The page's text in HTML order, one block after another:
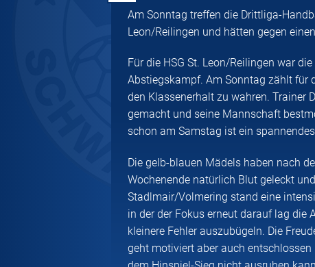
Am Sonntag treffen die Drittliga-
Leon/Reilingen und hätten gegen
Für die HSG St. Leon/Reilingen war
Abstiegskampf. Am Sonntag zählt für
den Klassenerhalt zu wahren. Trainer
gemacht und seine Mannschaft
schon am Samstag ist ein
Die gelb-blauen Mädels haben nach
Wochenende natürlich Blut geleckt
Stadlmair/Volmering stand eine
in der der Fokus erneut darauf lag die
kleinere Fehler auszubügeln. Die
geht motiviert aber auch